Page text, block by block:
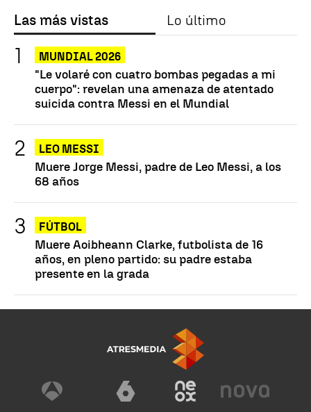
Las más vistas Lo último
MUNDIAL 2026
"Le volaré con cuatro bombas pegadas a mi
cuerpo": revelan una amenaza de atentado
suicida contra Messi en el Mundial
LEO MESSI
Muere Jorge Messi, padre de Leo Messi, a los
68 años
FÚTBOL
Muere Aoibheann Clarke, futbolista de 16
años, en pleno partido: su padre estaba
presente en la grada